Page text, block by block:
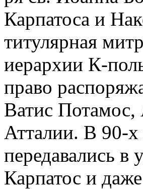
Карпатоса и
титулярная
иерархии К-
право
Ватис Потамос,
Атталии. В 90-
передавались
Карпатос и